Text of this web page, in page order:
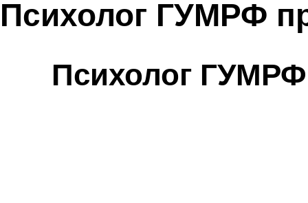
Психолог ГУМРФ
Психолог